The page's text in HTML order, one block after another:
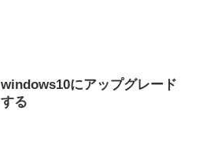
windows10にアップグレード
する